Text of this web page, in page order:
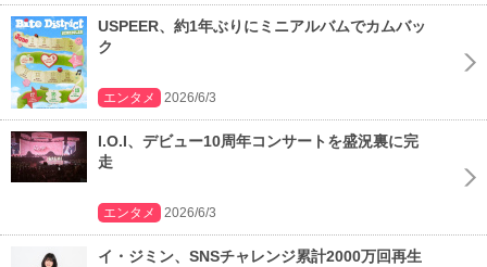
USPEER、約1年ぶりにミニアルバムでカムバッ
ク
エンタメ 2026/6/3
I.O.I、デビュー10周年コンサートを盛況裏に完
走
エンタメ 2026/6/3
イ・ジミン、SNSチャレンジ累計2000万回再生